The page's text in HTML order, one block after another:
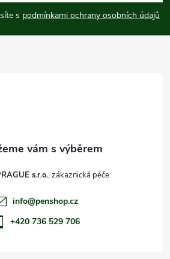
s podmínkami ochrany osobních údajů
s.r.o.
info@penshop.cz
+420 736 529 706